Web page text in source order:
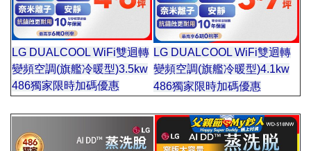
LG DUALCOOL WiFi雙迴轉
變頻空調(旗艦冷暖型)3.5kw
486獨家限時加碼優惠
LG DUALCOOL WiFi雙迴轉
變頻空調(旗艦冷暖型)4.1kw
486獨家限時加碼優惠